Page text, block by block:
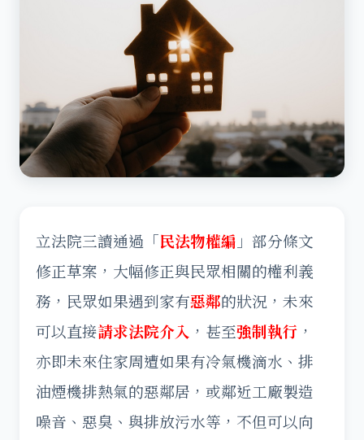
立法院三讀通過「民法物權編 」部分條文
修正草案，大幅修正與民眾相關的權利義
務，民眾如果遇到家有惡鄰的狀況，未來
可以直接請求法院介入 ，甚至強制執行 ，
亦即未來住家周遭如果有冷氣機滴水、排
油煙機排熱氣的惡鄰居，或鄰近工廠製造
噪音、惡臭、與排放污水等，不但可以向